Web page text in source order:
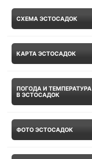
СХЕМА ЭСТОСАДОК
КАРТА ЭСТОСАДОК
ПОГОДА И ТЕМПЕРАТУРА
В ЭСТОСАДОК
ФОТО ЭСТОСАДОК